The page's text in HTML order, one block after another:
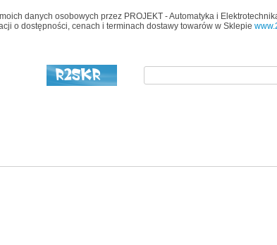
danych osobowych przez PROJEKT - Automatyka i
o dostępności, cenach i terminach dostawy towarów w Sklepie